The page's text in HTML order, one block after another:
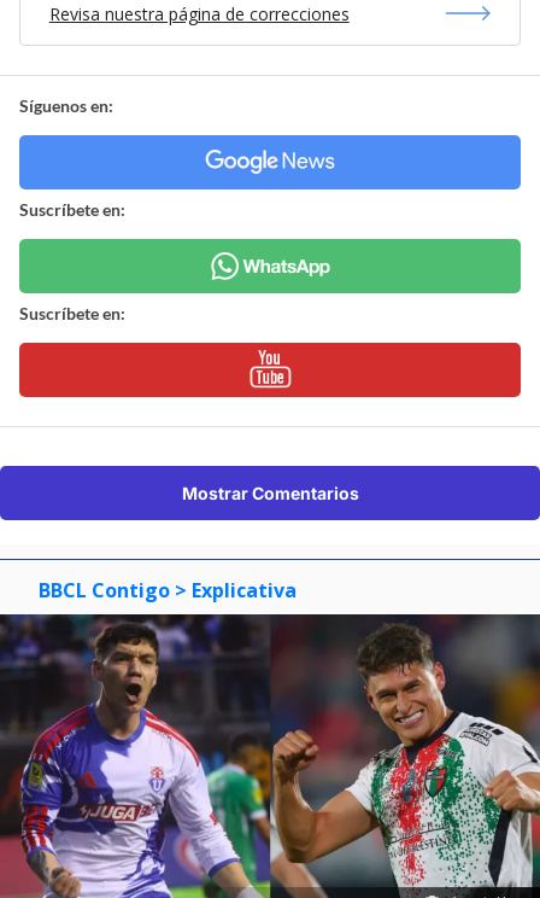
Revisa nuestra página de correcciones
Síguenos en:
Suscríbete en:
Suscríbete en:
Mostrar Comentarios
BBCL Contigo > Explicativa